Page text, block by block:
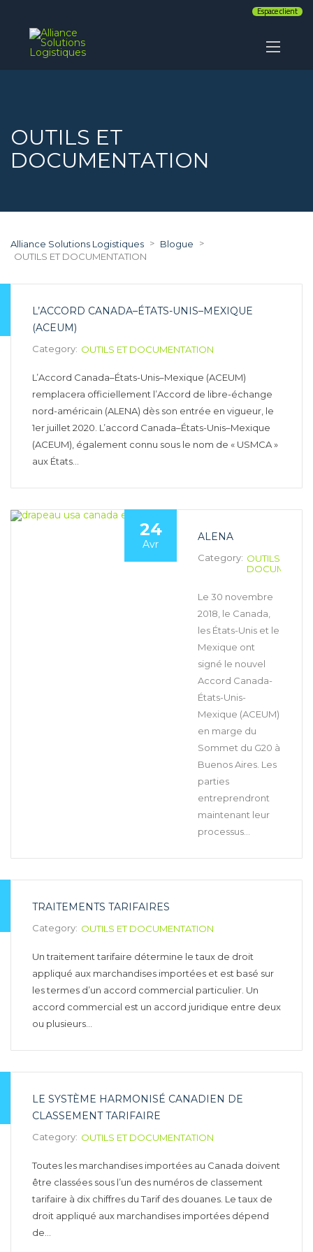
Espace client
OUTILS ET
DOCUMENTATION
Alliance Solutions Logistiques > Blogue
>
OUTILS ET DOCUMENTATION
L’ACCORD CANADA–ÉTATS-UNIS–MEXIQUE
(ACEUM)
Category: OUTILS ET DOCUMENTATION
L’Accord Canada–États-Unis–Mexique (ACEUM)
remplacera officiellement l’Accord de libre-échange
nord-américain (ALENA) dès son entrée en vigueur, le
1er juillet 2020. L’accord Canada–États-Unis–Mexique
(ACEUM), également connu sous le nom de « USMCA »
aux États…
24
Avr
ALENA
Category: OUTILS ET
Le 30 novembre
2018, le Canada,
les États-Unis et le
Mexique ont
signé le nouvel
Accord Canada-
États-Unis-
Mexique (ACEUM)
en marge du
Sommet du G20 à
Buenos Aires. Les
parties
entreprendront
maintenant leur
processus...
TRAITEMENTS TARIFAIRES
Category: OUTILS ET DOCUMENTATION
Un traitement tarifaire détermine le taux de droit
appliqué aux marchandises importées et est basé sur
les termes d’un accord commercial particulier. Un
accord commercial est un accord juridique entre deux
ou plusieurs…
LE SYSTÈME HARMONISÉ CANADIEN DE
CLASSEMENT TARIFAIRE
Category: OUTILS ET DOCUMENTATION
Toutes les marchandises importées au Canada doivent
être classées sous l’un des numéros de classement
tarifaire à dix chiffres du Tarif des douanes. Le taux de
droit appliqué aux marchandises importées dépend
de…